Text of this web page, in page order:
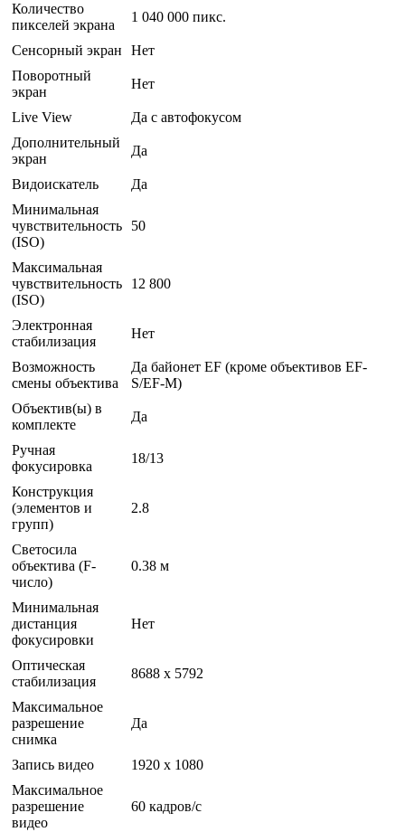
Количество
пикселей экрана
1 040 000 пикс.
Сенсорный экран
Нет
Поворотный
экран
Нет
Live View
Да с автофокусом
Дополнительный
экран
Да
Видоискатель
Да
Минимальная
чувствительность
(ISO)
50
Максимальная
чувствительность
(ISO)
12 800
Электронная
стабилизация
Нет
Возможность
смены объектива
Да байонет EF (кроме объективов EF-
S/EF-M)
Объектив(ы) в
комплекте
Да
Ручная
фокусировка
18/13
Конструкция
(элементов и
групп)
2.8
Светосила
объектива (F-
число)
0.38 м
Минимальная
дистанция
фокусировки
Нет
Оптическая
стабилизация
8688 x 5792
Максимальное
разрешение
снимка
Да
Запись видео
1920 x 1080
Максимальное
разрешение
видео
60 кадров/с